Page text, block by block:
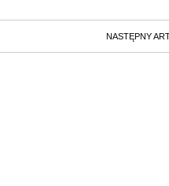
NASTĘPNY